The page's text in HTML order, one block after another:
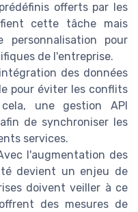
offerts par les
cette tâche mais
personnalisation pour
de l'entreprise.
des données
pour éviter les conflits
une gestion API
de synchroniser les
services.
l'augmentation des
devient un enjeu de
doivent veiller à ce
des mesures de